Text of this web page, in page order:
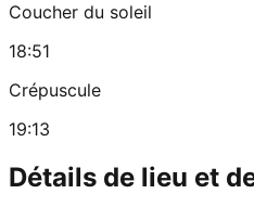
Coucher du soleil
18:51
Crépuscule
19:13
Détails de lieu et